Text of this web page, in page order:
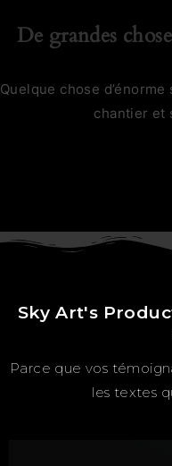
De grandes
Quelque chose
chantier et
Sky Art's
Parce que vos
les textes